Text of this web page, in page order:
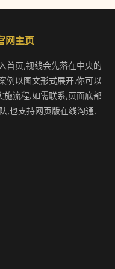
网主页
页,视线会先落在中央的
例以图文形式展开.你可以
施流程.如需联系,页面底部
,也支持网页版在线沟通.